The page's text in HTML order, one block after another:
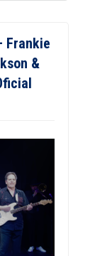
Frankie
&